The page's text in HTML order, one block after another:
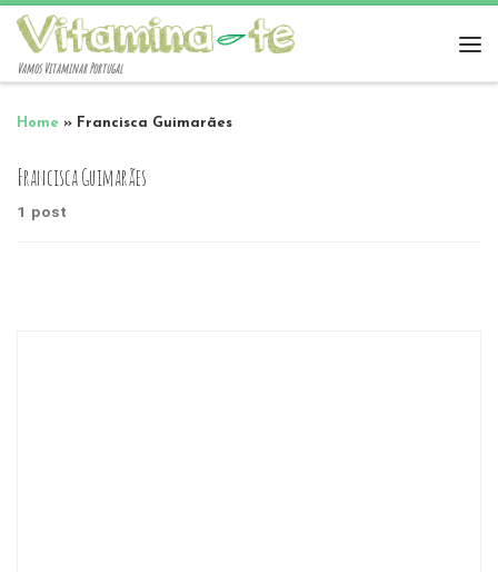
Vamos Vitaminar Portugal
Home » Francisca Guimarães
Francisca Guimarães
1 post